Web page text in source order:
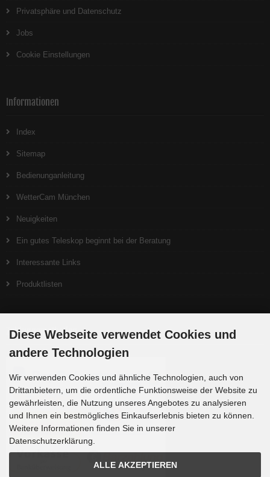
Privatsphäre und Datenschutz
Jobs
Cookie Einstellungen
Informationen
Index
Sitemap
Bedienunganleitung
WetterCam München
Neuigkeiten
Ein gutes Teleskop beginnt bei der Beratung
Interessante Links
Produktlisten
Zahlungsmethoden
Diese Webseite verwendet Cookies und
andere Technologien
Wir verwenden Cookies und ähnliche Technologien, auch von
Drittanbietern, um die ordentliche Funktionsweise der Website zu
gewährleisten, die Nutzung unseres Angebotes zu analysieren
und Ihnen ein bestmögliches Einkaufserlebnis bieten zu können.
Weitere Informationen finden Sie in unserer
Datenschutzerklärung.
ALLE AKZEPTIEREN